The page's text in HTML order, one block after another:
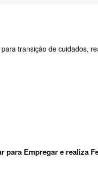
transição de cuidados,
Empregar e realiza